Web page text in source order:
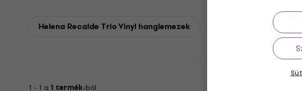
Helena Recalde Trio Vinyl hanglemezek
1 - 1 a 1 termék-ból